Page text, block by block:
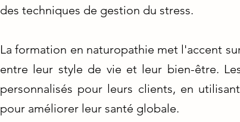
des techniques de gestion du stress.
La formation en naturopathie met l'accent
entre leur style de vie et leur bien-être.
personnalisés pour leurs clients, en
pour améliorer leur santé globale.